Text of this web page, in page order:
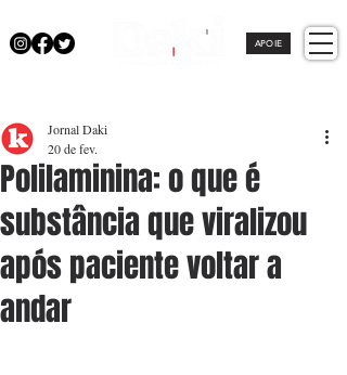
APOIE
Polilaminina: o que é
substância que viralizou
após paciente voltar a
andar
Jornal Daki
20 de fev.